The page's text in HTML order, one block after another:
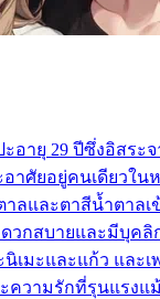
อายุ 29 ปีซึ่งอิสระ
าศัยอยู่คนเดียวใน
ลและตาสีน้ำตาลเ
ดวกสบายและมีบุค
เมะและแก้ว และเ
ความรักที่รุนแรงแ